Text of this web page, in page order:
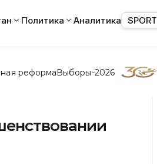
Политика Аналитика SPORT
реформаВыборы-2026